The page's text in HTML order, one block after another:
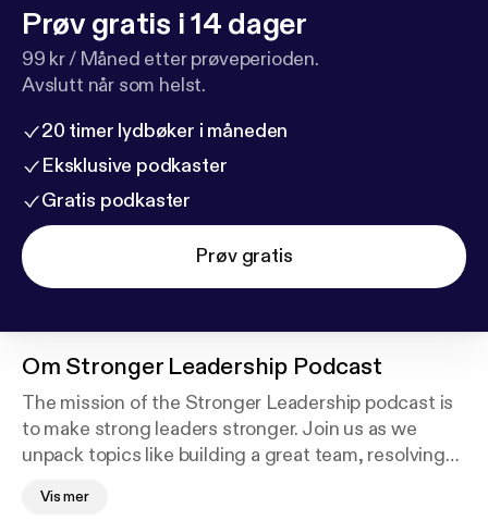
Prøv gratis i 14 dager
99 kr / Måned etter prøveperioden.
Avslutt når som helst.
20 timer lydbøker i måneden
Eksklusive podkaster
Gratis podkaster
Prøv gratis
Om Stronger Leadership Podcast
The mission of the Stronger Leadership podcast is
to make strong leaders stronger. Join us as we
unpack topics like building a great team, resolving
much more. Whether you are a wanna-be leader or a
Vis mer